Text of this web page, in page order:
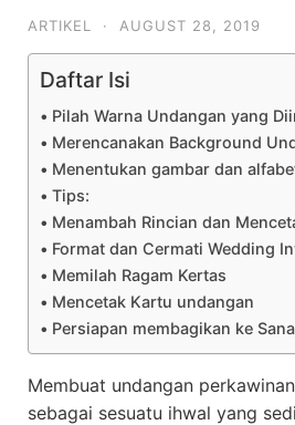
ARTIKEL · AUGUST 28, 2019
Daftar Isi
Pilah Warna Undangan yang
Merencanakan Background
Menentukan gambar dan
Tips:
Menambah Rincian dan
Format dan Cermati Wedding
Memilah Ragam Kertas
Mencetak Kartu undangan
Persiapan membagikan ke
Membuat undangan
sebagai sesuatu ihwal yang